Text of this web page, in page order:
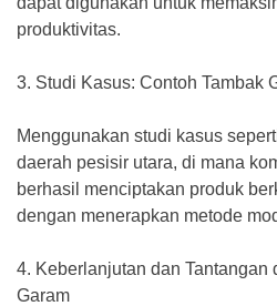
produktivitas.
3. Studi Kasus: Contoh Tambak
Menggunakan studi kasus
daerah pesisir utara, di mana
berhasil menciptakan produk
dengan menerapkan metode
4. Keberlanjutan dan Tantangan
Garam